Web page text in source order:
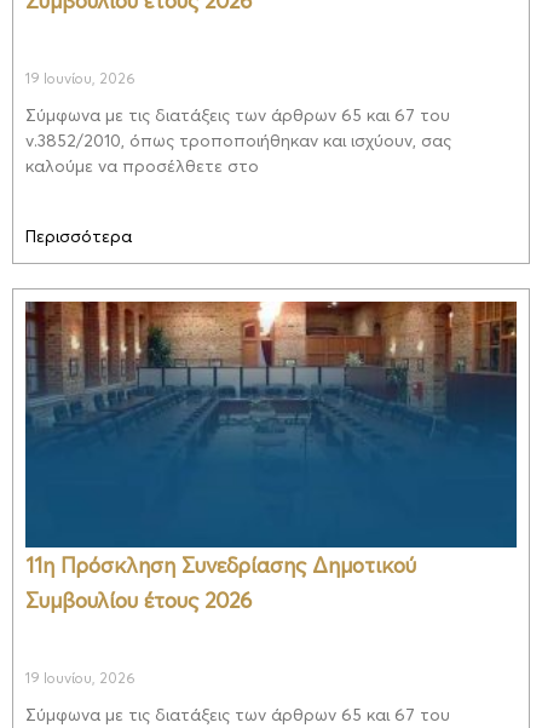
19 Ιουνίου, 2026
Σύμφωνα με τις διατάξεις των άρθρων 65 και 67 του
ν.3852/2010, όπως τροποποιήθηκαν και ισχύουν, σας
καλούμε να προσέλθετε στο
Περισσότερα
11η Πρόσκληση Συνεδρίασης Δημοτικού
Συμβουλίου έτους 2026
19 Ιουνίου, 2026
Σύμφωνα με τις διατάξεις των άρθρων 65 και 67 του